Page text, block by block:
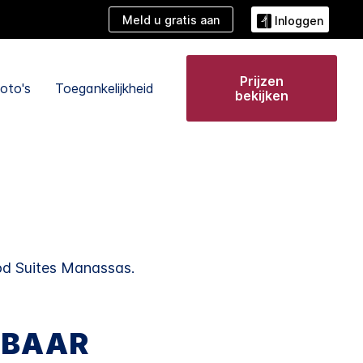
Meld u gratis aan Inloggen
Toegankelijkheid
Prijzen
bekijken
Suites Manassas.